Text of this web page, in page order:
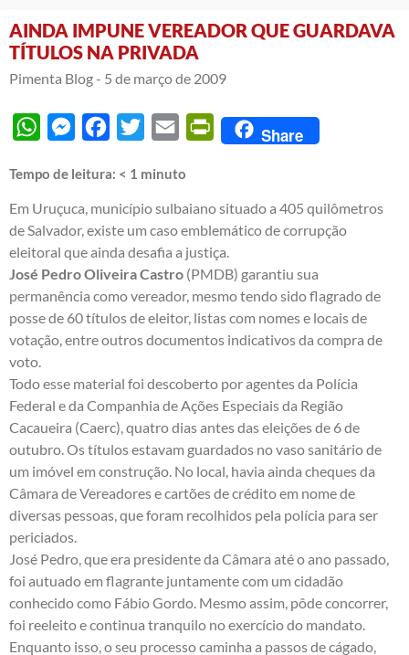
AINDA IMPUNE VEREADOR QUE GUARDAVA
TÍTULOS NA PRIVADA
Pimenta Blog - 5 de março de 2009
WhatsAppMessengerFacebook
Twitter Email PrintFriendly
Share
Tempo de leitura: < 1 minuto
Em Uruçuca, município sulbaiano situado a 405 quilômetros
de Salvador, existe um caso emblemático de corrupção
eleitoral que ainda desafia a justiça.
José Pedro Oliveira Castro (PMDB) garantiu sua
permanência como vereador, mesmo tendo sido flagrado de
posse de 60 títulos de eleitor, listas com nomes e locais de
votação, entre outros documentos indicativos da compra de
voto.
Todo esse material foi descoberto por agentes da Polícia
Federal e da Companhia de Ações Especiais da Região
Cacaueira (Caerc), quatro dias antes das eleições de 6 de
outubro. Os títulos estavam guardados no vaso sanitário de
um imóvel em construção. No local, havia ainda cheques da
Câmara de Vereadores e cartões de crédito em nome de
diversas pessoas, que foram recolhidos pela polícia para ser
periciados.
José Pedro, que era presidente da Câmara até o ano passado,
foi autuado em flagrante juntamente com um cidadão
conhecido como Fábio Gordo. Mesmo assim, pôde concorrer,
foi reeleito e continua tranquilo no exercício do mandato.
Enquanto isso, o seu processo caminha a passos de cágado,